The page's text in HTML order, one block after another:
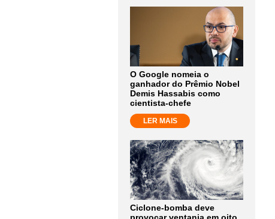
O Google nomeia o
ganhador do Prêmio Nobel
Demis Hassabis como
cientista-chefe
LER MAIS
Ciclone-bomba deve